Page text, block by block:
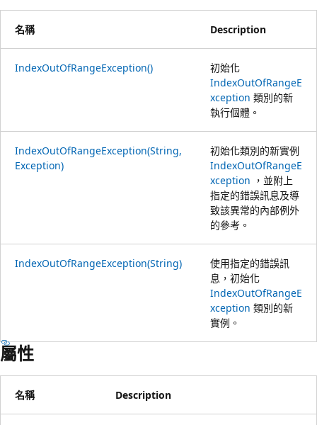
名稱 Description
IndexOutOfRangeException()
初始化
IndexOutOfRangeE
xception 類別的新
執行個體。
IndexOutOfRangeException(String,
Exception)
初始化類別的新實例
IndexOutOfRangeE
xception ，並附上
指定的錯誤訊息及導
致該異常的內部例外
的參考。
IndexOutOfRangeException(String)
使用指定的錯誤訊
息，初始化
IndexOutOfRangeE
xception 類別的新
實例。
屬性
名稱 Description